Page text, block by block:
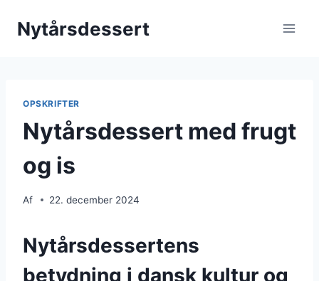
Nytårsdessert
OPSKRIFTER
Nytårsdessert med frugt
og is
Af 22. december 2024
Nytårsdessertens
betydning i dansk kultur og